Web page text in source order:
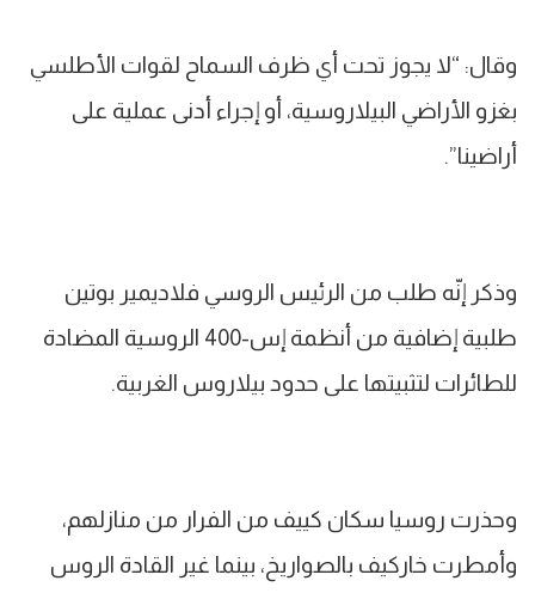
وقال: “لا يجوز تحت أي ظرف السماح لقوات الأطلسي
بغزو الأراضي البيلاروسية، أو إجراء أدنى عملية على
أراضينا”.
وذكر إنّه طلب من الرئيس الروسي فلاديمير بوتين
طلبية إضافية من أنظمة إس-400 الروسية المضادة
للطائرات لتثبيتها على حدود بيلاروس الغربية.
وحذرت روسيا سكان كييف من الفرار من منازلهم،
وأمطرت خاركيف بالصواريخ، بينما غير القادة الروس